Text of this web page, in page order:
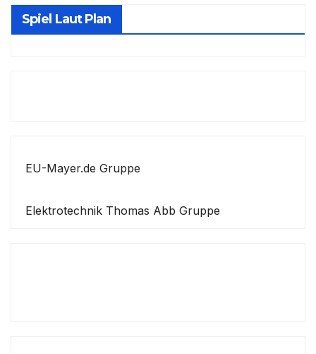
Spiel Laut Plan
EU-Mayer.de Gruppe
Elektrotechnik Thomas Abb Gruppe